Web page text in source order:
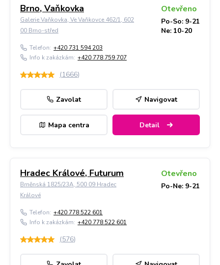
Brno, Vaňkovka
Galerie Vaňkovka, Ve Vaňkovce 462/1, 602
00 Brno-střed
Otevřeno
Po-So: 9-21
Ne: 10-20
Telefon: +420 731 594 203
Info k zakázkám: +420 778 759 707
(1666)
Zavolat Navigovat
Mapa centra Detail
Hradec Králové, Futurum
Brněnská 1825/23A, 500 09 Hradec
Králové
Otevřeno
Po-Ne: 9-21
Telefon: +420 778 522 601
Info k zakázkám: +420 778 522 601
(576)